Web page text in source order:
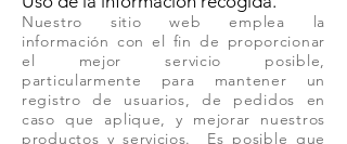
Nuestro sitio web emplea la
información con el fin de proporcionar
el mejor servicio posible,
particularmente para mantener un
registro de usuarios, de pedidos en
caso que aplique, y mejorar nuestros
productos y servicios. Es posible que